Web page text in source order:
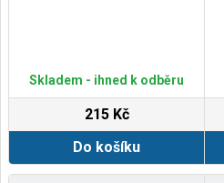
Skladem - ihned k odběru
215 Kč
Do košíku